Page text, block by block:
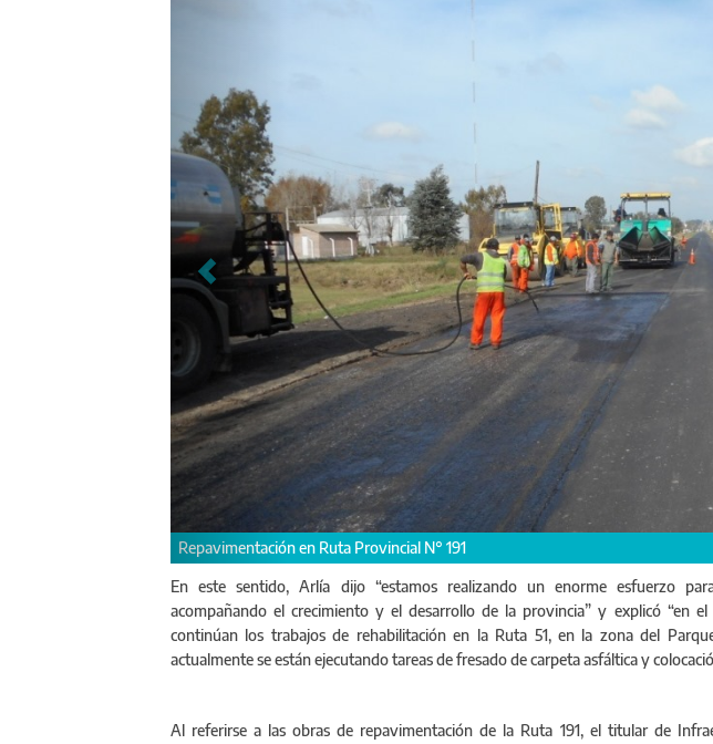
Repavimentación Ruta Provincial N°191.
En este sentido, Arlía dijo “estamos realizando un enorme esfuerzo
acompañando el crecimiento y el desarrollo de la provincia” y explicó “en
continúan los trabajos de rehabilitación en la Ruta 51, en la zona del
actualmente se están ejecutando tareas de fresado de carpeta asfáltica y
Al referirse a las obras de repavimentación de la Ruta 191, el titular de